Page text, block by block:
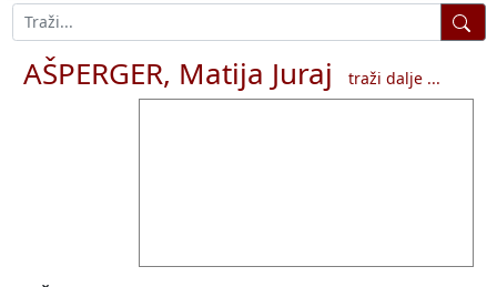
AŠPERGER, Matija Juraj traži dalje ...